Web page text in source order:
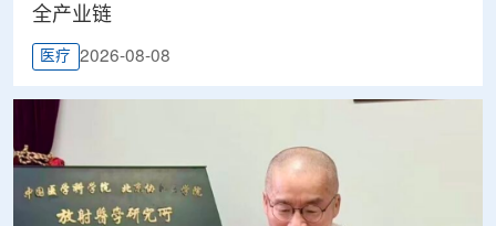
全产业链
医疗 2026-08-08